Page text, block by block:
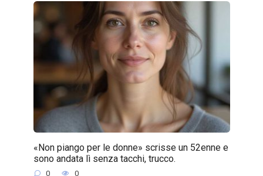
«Non piango per le donne» scrisse un 52enne e
sono andata lì senza tacchi, trucco.
0 0